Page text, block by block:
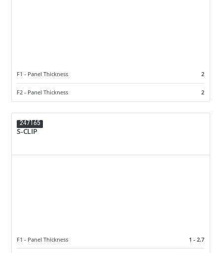
F1 - Panel Thickness 2
F2 - Panel Thickness 2
247165
S-CLIP
F1 - Panel Thickness 1 - 2.7